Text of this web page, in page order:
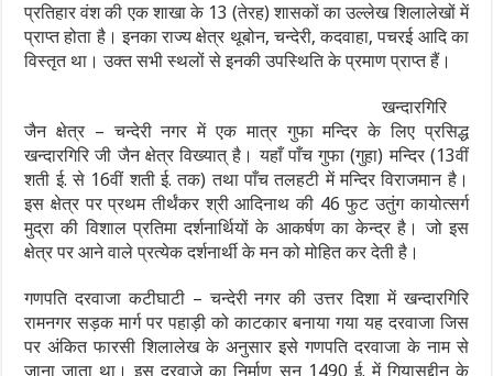
प्रतिहार वंश की एक शाखा के 13 (तेरह) शासकों का उल्लेख शिलालेखों में
प्राप्त होता है। इनका राज्य क्षेत्र थूबोन, चन्देरी, कदवाहा, पचरई आदि का
विस्तृत था। उक्त सभी स्थलों से इनकी उपस्थिति के प्रमाण प्राप्त हैं।
खन्दारगिरि
जैन क्षेत्र – चन्देरी नगर में एक मात्र गुफा मन्दिर के लिए प्रसिद्ध
खन्दारगिरि जी जैन क्षेत्र विख्यात् है। यहाँ पाँच गुफा (गुहा) मन्दिर (13वीं
शती ई. से 16वीं शती ई. तक) तथा पाँच तलहटी में मन्दिर विराजमान है।
इस क्षेत्र पर प्रथम तीर्थंकर श्री आदिनाथ की 46 फुट उतुंग कायोत्सर्ग
मुद्रा की विशाल प्रतिमा दर्शनार्थियों के आकर्षण का केन्द्र है। जो इस
क्षेत्र पर आने वाले प्रत्येक दर्शनार्थी के मन को मोहित कर देती है।
गणपति दरवाजा कटीघाटी – चन्देरी नगर की उत्तर दिशा में खन्दारगिरि
रामनगर सड़क मार्ग पर पहाड़ी को काटकार बनाया गया यह दरवाजा जिस
पर अंकित फारसी शिलालेख के अनुसार इसे गणपति दरवाजा के नाम से
जाना जाता था। इस दरवाजे का निर्माण सन् 1490 ई. में गियासुद्दीन के